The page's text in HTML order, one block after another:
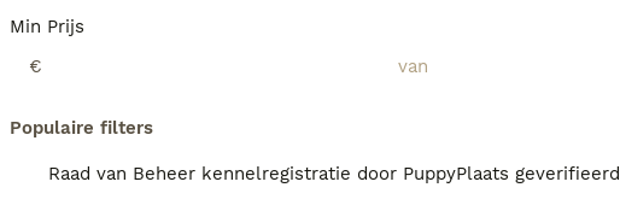
Min Prijs
€
Populaire filters
Raad van Beheer kennelregistratie door PuppyPlaats geverifieerd